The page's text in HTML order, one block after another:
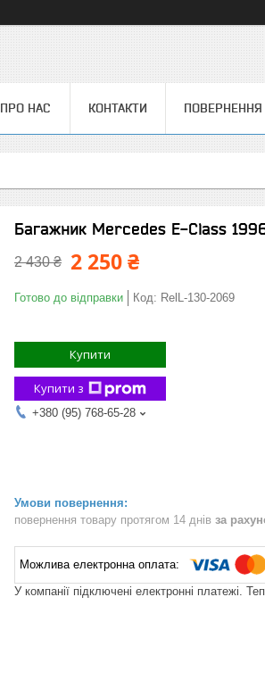
ПРО НАС КОНТАКТИ ПОВЕРНЕННЯ
Багажник Mercedes E-Class
2 430 ₴ 2 250 ₴
Готово до відправки Код: RelL-130-2069
Купити
Купити з
+380 (95) 768-65-28
повернення товару протягом 14 днів за
У компанії підключені електронні платежі.